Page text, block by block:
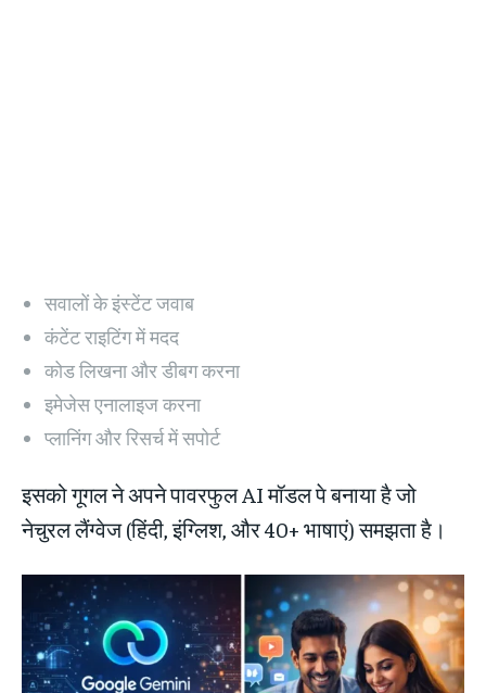
सवालों के इंस्टेंट जवाब
कंटेंट राइटिंग में मदद
कोड लिखना और डीबग करना
इमेजेस एनालाइज करना
प्लानिंग और रिसर्च में सपोर्ट
इसको गूगल ने अपने पावरफुल AI मॉडल पे बनाया है जो
नेचुरल लैंग्वेज (हिंदी, इंग्लिश, और 40+ भाषाएं) समझता है।